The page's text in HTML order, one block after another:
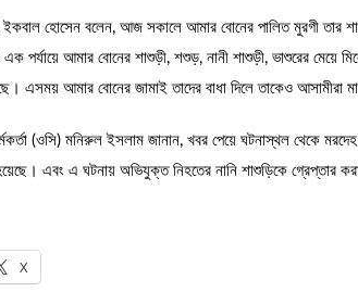
ইকবাল হোসেন বলেন, আজ সকালে আমার বোনের পালিত মুরগী তার
এক পর্যায়ে আমার বোনের শাশুড়ী, শশুড়, নানী শাশুড়ী, ভাশুরের
এসময় আমার বোনের জামাই তাদের বাধা দিলে তাকেও আসামীরা
(ওসি) মনিরুল ইসলাম জানান, খবর পেয়ে ঘটনাস্থল থেকে
এবং এ ঘটনায় অভিযুক্ত নিহতের নানি শাশুড়িকে গ্রেপ্তার
X